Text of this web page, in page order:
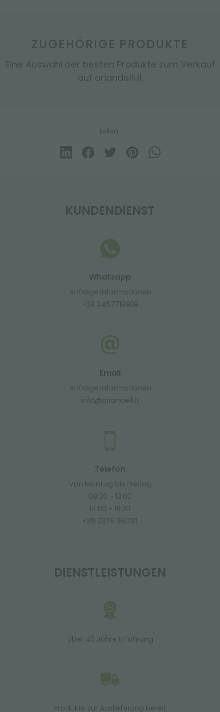
ZUGEHÖRIGE PRODUKTE
Eine Auswahl der besten Produkte zum Verkauf
auf orlandelli.it
teilen
KUNDENDIENST
Whatsapp
Anfrage Informationen
+39 3457719939
Email
Anfrage Informationen
info@orlandelli.it
Telefon
Von Montag bis Freitag
08:30 - 13:00
14:00 - 18:30
+39 0376 960311
DIENSTLEISTUNGEN
Über 40 Jahre Erfahrung
Produkte zur Auslieferung bereit